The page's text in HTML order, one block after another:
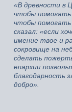
«В древности в
чтобы
чтобы
сказал: «если
имение твое и
сокровище на
сделать
епархии
благодарность
добро».